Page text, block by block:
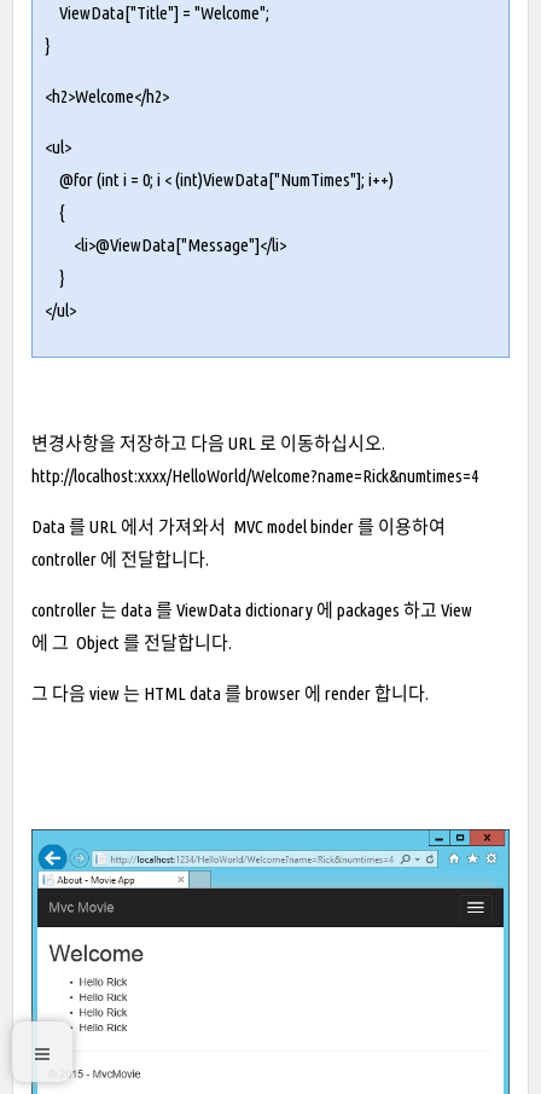
ViewData["Title"] = "Welcome";
}
<h2>Welcome</h2>
<ul>
@for (int i = 0; i < (int)ViewData["NumTimes"]; i++)
{
<li>@ViewData["Message"]</li>
}
</ul>
변경사항을 저장하고 다음 URL 로 이동하십시오.
http://localhost:xxxx/HelloWorld/Welcome?name=Rick&numtimes=4
Data 를 URL 에서 가져와서 MVC model binder 를 이용하여
controller 에 전달합니다.
controller 는 data 를 ViewData dictionary 에 packages 하고 View
에 그 Object 를 전달합니다.
그 다음 view 는 HTML data 를 browser 에 render 합니다.